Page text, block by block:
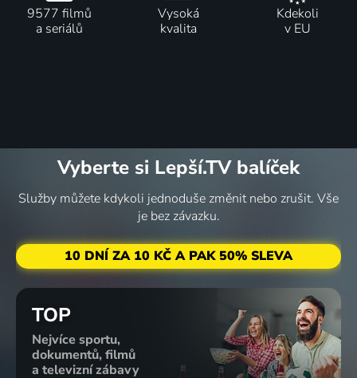
9577 filmů
a seriálů
Vysoká
kvalita
Kdekoli
v EU
Vyberte si Lepší.TV balíček
Služby můžete kdykoli jednoduše změnit nebo zrušit. Vše
je bez závazku.
10 DNÍ ZA 10 KČ A PAK 50% SLEVA
TOP
Nejvíce sportu,
dokumentů, filmů
a televizní zábavy